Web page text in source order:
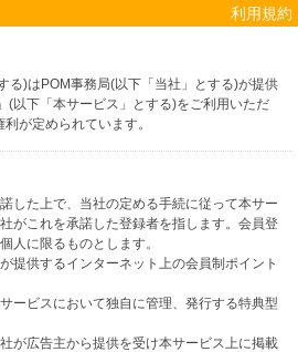
利用規約
る)はPOM事務局(以下「当社」とする)が提供
(以下「本サービス」とする)をご利用いただ
が定められています。
した上で、当社の定める手続に従って本サー
がこれを承諾した登録者を指します。会員登
人に限るものとします。
提供するインターネット上の会員制ポイント
ービスにおいて独自に管理、発行する特典型
が広告主から提供を受け本サービス上に掲載